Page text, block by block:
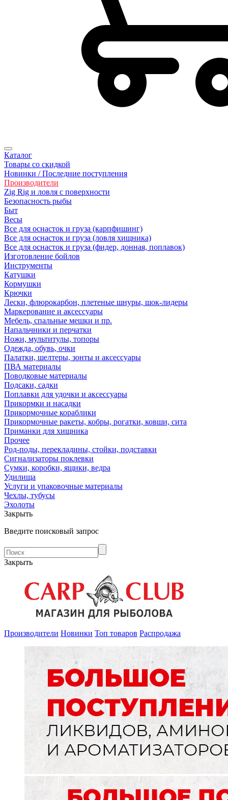
Каталог
Товары со скидкой
Новинки / Последние поступления
Производители
Zig Rig и ловля с поверхности
Безопасность рыбы
Быт
Весы
Все для оснасток и груза (карпфишинг)
Все для оснасток и груза (ловля хищника)
Все для оснасток и груза (фидер, донная, поплавок)
Изготовление бойлов
Инструменты
Катушки
Кормушки
Крючки
Лески, флюрокарбон, плетеные шнуры, шок-лидеры
Маркерование и аксессуары
Мебель, спальные мешки и пр.
Напальчники и перчатки
Ножи, мультитулы, топоры
Одежда, обувь, очки
Палатки, шелтеры, зонты и аксессуары
ПВА материалы
Поводковые материалы
Подсаки, садки
Поплавки для удочки и аксессуары
Прикормки и насадки
Прикормочные кораблики
Прикормочные ракеты, кобры, рогатки, ковши, сита
Приманки для хищника
Прочее
Род-поды, перекладины, стойки, подставки
Сигнализаторы поклевки
Сумки, коробки, ящики, ведра
Удилища
Услуги и упаковочные материалы
Чехлы, тубусы
Эхолоты
Закрыть
Введите поисковый запрос
Закрыть
Производители Новинки Топ товаров Распродажа